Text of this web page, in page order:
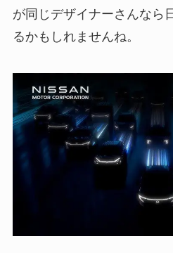
が同じデザイナーさんなら
るかもしれませんね。